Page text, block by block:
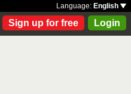
Language: English
Sign up for free Login